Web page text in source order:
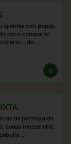
con papas
para compartir
de
de pechuga de
queso mozzarella,